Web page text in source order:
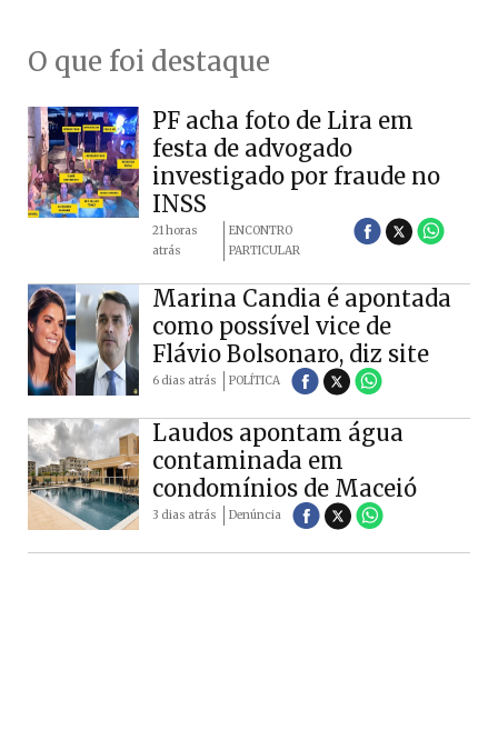
O que foi destaque
PF acha foto de Lira em
festa de advogado
investigado por fraude no
INSS
21 horas
atrás
ENCONTRO
PARTICULAR
Marina Candia é apontada
como possível vice de
Flávio Bolsonaro, diz site
6 dias atrás POLÍTICA
Laudos apontam água
contaminada em
condomínios de Maceió
3 dias atrás Denúncia